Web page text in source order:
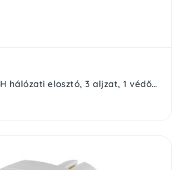
Home NV 13/WH hálózati elosztó, 3 aljzat, 1 védőérintkezős aljzat (max. 3500W), 2 EURO aljzat (max. 500W), fehér